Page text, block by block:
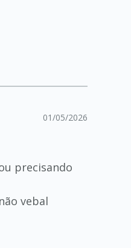
01/05/2026
precisando
vebal